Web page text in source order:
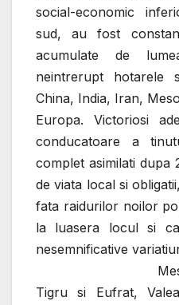
social-economic
sud, au fost
acumulate de
neintrerupt hotarele
China, India, Iran,
Europa. Victoriosi
conducatoare a
complet asimilati dupa
de viata local si
fata raidurilor noilor
la luasera locul si
nesemnificative
Tigru si Eufrat,